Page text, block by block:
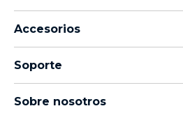
Familia moto g
thinkphone by motorola
Accesorios
moto tag
Soporte
Sobre nosotros